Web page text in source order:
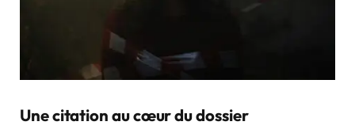
Une citation au cœur du dossier